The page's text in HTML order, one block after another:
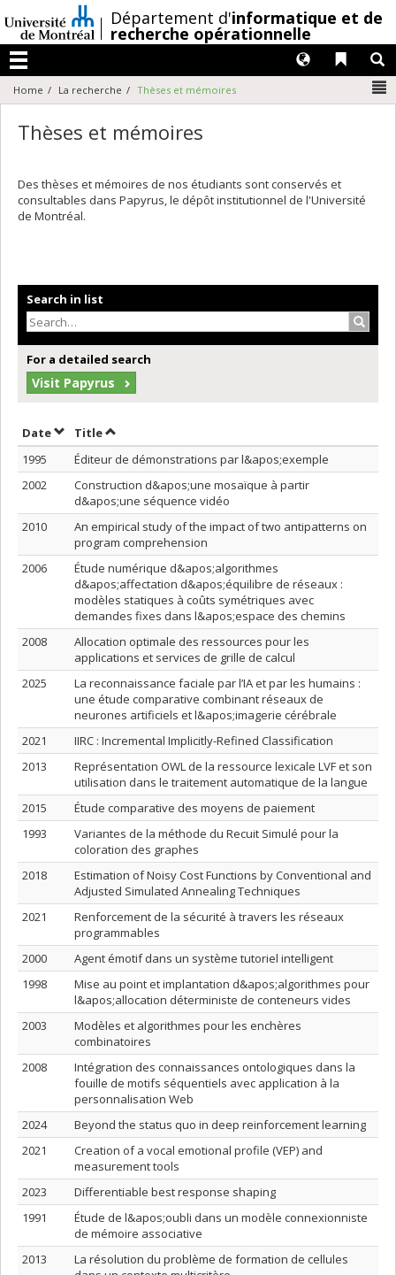
au
contenu
/Département d'informatique et de
recherche opérationnelle
Menu
Liens
Langues
Home La recherche Thèses et mémoires
Thèses et mémoires
Des thèses et mémoires de nos étudiants sont conservés et
consultables dans Papyrus, le dépôt institutionnel de l'Université
de Montréal.
Search in list
For a detailed search
Visit Papyrus
DateSort by date in ascending order
TitleSort by title in ascending order
1995
Éditeur de démonstrations par l&apos;exemple
2002
Construction d&apos;une mosaïque à partir
d&apos;une séquence vidéo
2010
An empirical study of the impact of two antipatterns on
program comprehension
2006
Étude numérique d&apos;algorithmes
d&apos;affectation d&apos;équilibre de réseaux :
modèles statiques à coûts symétriques avec
demandes fixes dans l&apos;espace des chemins
2008
Allocation optimale des ressources pour les
applications et services de grille de calcul
2025
La reconnaissance faciale par l’IA et par les humains :
une étude comparative combinant réseaux de
neurones artificiels et l&apos;imagerie cérébrale
2021
IIRC : Incremental Implicitly-Refined Classification
2013
Représentation OWL de la ressource lexicale LVF et son
utilisation dans le traitement automatique de la langue
2015
Étude comparative des moyens de paiement
1993
Variantes de la méthode du Recuit Simulé pour la
coloration des graphes
2018
Estimation of Noisy Cost Functions by Conventional and
Adjusted Simulated Annealing Techniques
2021
Renforcement de la sécurité à travers les réseaux
programmables
2000
Agent émotif dans un système tutoriel intelligent
1998
Mise au point et implantation d&apos;algorithmes pour
l&apos;allocation déterministe de conteneurs vides
2003
Modèles et algorithmes pour les enchères
combinatoires
2008
Intégration des connaissances ontologiques dans la
fouille de motifs séquentiels avec application à la
personnalisation Web
2024
Beyond the status quo in deep reinforcement learning
2021
Creation of a vocal emotional profile (VEP) and
measurement tools
2023
Differentiable best response shaping
1991
Étude de l&apos;oubli dans un modèle connexionniste
de mémoire associative
2013
La résolution du problème de formation de cellules